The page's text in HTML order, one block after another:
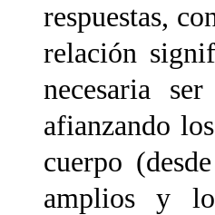
respuestas,
relación
necesaria
afianzando
cuerpo
amplios y